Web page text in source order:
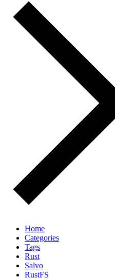
Home
Categories
Tags
Rust
Salvo
RustFS